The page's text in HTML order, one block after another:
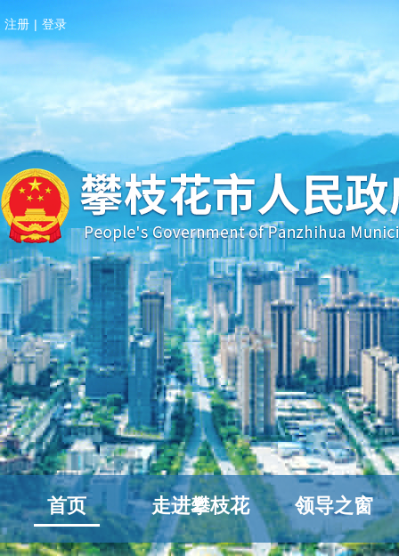
注册 | 登录
首页 走进攀枝花 领导之窗